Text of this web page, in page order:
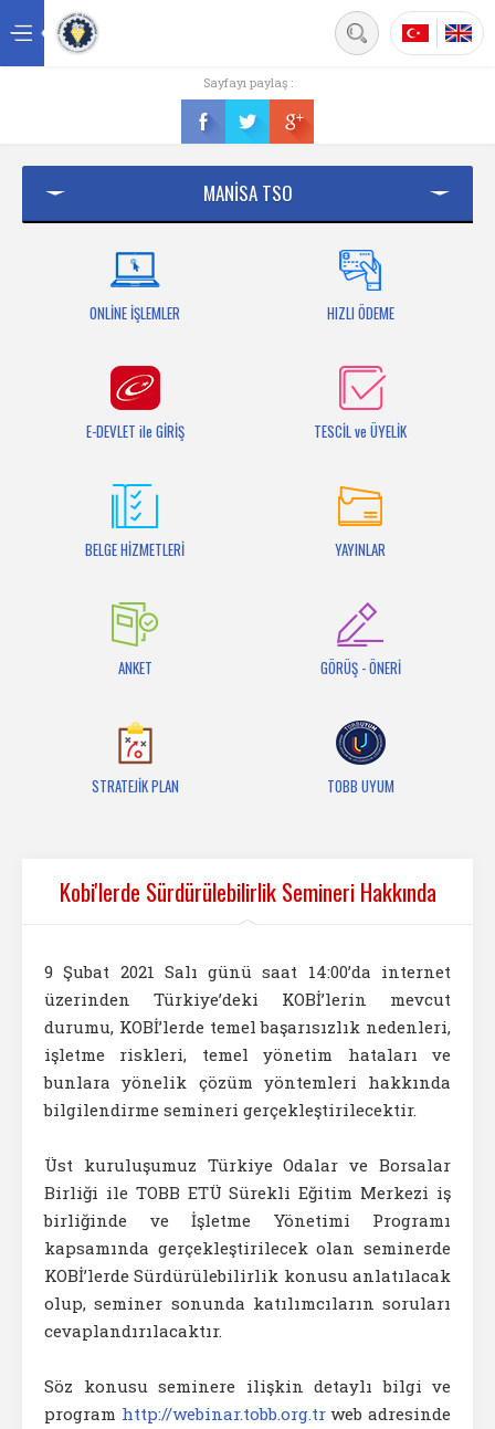
Üyelik
Bilgi Bankası
Sayfayı paylaş :
MANİSA TSO
ONLİNE İŞLEMLER HIZLI ÖDEME
E-DEVLET ile GİRİŞ TESCİL ve ÜYELİK
BELGE HİZMETLERİ YAYINLAR
ANKET GÖRÜŞ - ÖNERİ
STRATEJİK PLAN TOBB UYUM
Kobi'lerde Sürdürülebilirlik Semineri Hakkında
9 Şubat 2021 Salı günü saat 14:00’da internet
üzerinden Türkiye’deki KOBİ’lerin mevcut
durumu, KOBİ’lerde temel başarısızlık nedenleri,
işletme riskleri, temel yönetim hataları ve
bunlara yönelik çözüm yöntemleri hakkında
bilgilendirme semineri gerçekleştirilecektir.
Üst kuruluşumuz Türkiye Odalar ve Borsalar
Birliği ile TOBB ETÜ Sürekli Eğitim Merkezi iş
birliğinde ve İşletme Yönetimi Programı
kapsamında gerçekleştirilecek olan seminerde
KOBİ’lerde Sürdürülebilirlik konusu anlatılacak
olup, seminer sonunda katılımcıların soruları
cevaplandırılacaktır.
Söz konusu seminere ilişkin detaylı bilgi ve
program http://webinar.tobb.org.trweb adresinde